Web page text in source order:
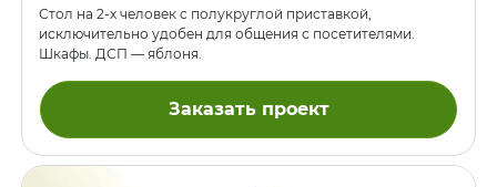
Стол на 2-х человек с полукруглой приставкой,
исключительно удобен для общения с посетителями.
Шкафы. ДСП — яблоня.
Заказать проект